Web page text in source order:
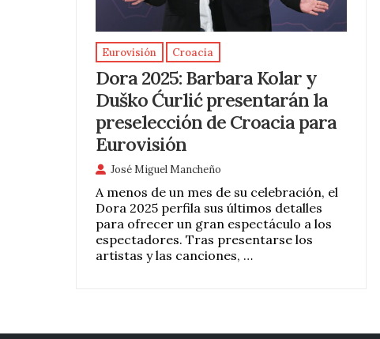
Eurovisión Croacia
Dora 2025: Barbara Kolar y
Duško Ćurlić presentarán la
preselección de Croacia para
Eurovisión
José Miguel Mancheño
A menos de un mes de su celebración, el
Dora 2025 perfila sus últimos detalles
para ofrecer un gran espectáculo a los
espectadores. Tras presentarse los
artistas y las canciones, …